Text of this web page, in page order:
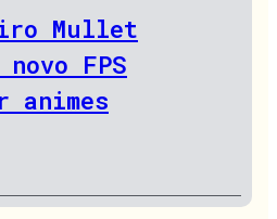
Mullet
FPS
animes